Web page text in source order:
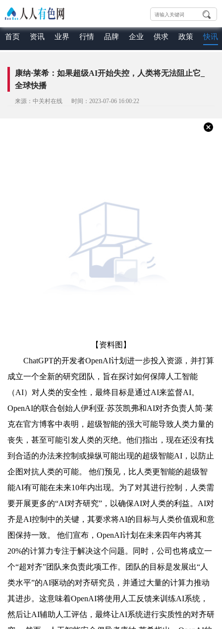
首页 资讯 业界 行情 品牌 企业 供求 政策 快讯
康纳·莱希：如果超级AI开始失控，人类将无法阻止它_
全球快播
来源：中关村在线 时间：2023-07-06 16:00:22
【资料图】
ChatGPT的开发者OpenAI计划进一步投入资源，并打算
成立一个全新的研究团队，旨在探讨如何保障人工智能
（AI）对人类的安全性，最终目标是通过AI来监督AI。
OpenAI的联合创始人伊利亚·苏茨凯弗和AI对齐负责人简·莱
克在官方博客中表明，超级智能的强大可能导致人类力量的
丧失，甚至可能引发人类的灭绝。他们指出，现在还没有找
到合适的办法来控制或操纵可能出现的超级智能AI，以防止
企图对抗人类的可能。 他们预见，比人类更智能的超级智
能AI有可能在未来10年内出现。为了对其进行控制，人类需
要开展更多的“AI对齐研究”，以确保AI对人类的利益。AI对
齐是AI控制中的关键，其要求将AI的目标与人类价值观和意
图保持一致。 他们宣布，OpenAI计划在未来四年内将其
20%的计算力专注于解决这个问题。同时，公司也将成立一
个“超对齐”团队来负责此项工作。团队的目标是发展出“人
类水平”的AI驱动的对齐研究员，并通过大量的计算力推动
其进步。这意味着OpenAI将使用人工反馈来训练AI系统，
然后让AI辅助人工评估，最终让AI系统进行实质性的对齐研